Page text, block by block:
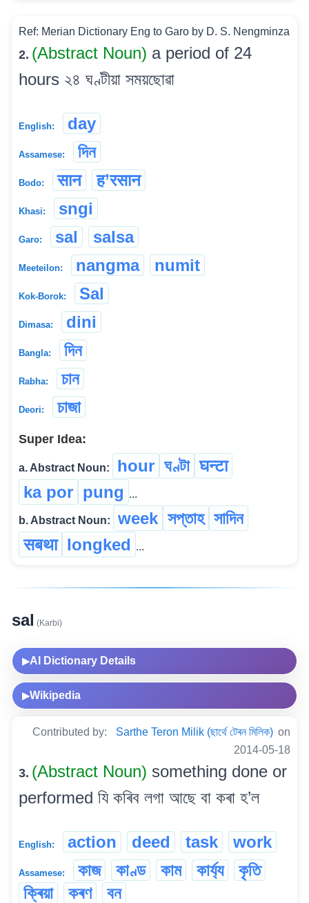
Ref: Merian Dictionary Eng to Garo by D. S. Nengminza
2. (Abstract Noun) a period of 24
hours ২৪ ঘণ্টীয়া সময়ছোৱা
English: day
Assamese: দিন
Bodo: सान ह’रसान
Khasi: sngi
Garo: sal salsa
Meeteilon: nangma numit
Kok-Borok: Sal
Dimasa: dini
Bangla: দিন
Rabha: চান
Deori: চাজা
Super Idea:
a. Abstract Noun: hour ঘণ্টা घन्टा
ka por pung ...
b. Abstract Noun: week সপ্তাহ সাদিন
सबथा longked ...
sal (Karbi)
▶AI Dictionary Details
▶Wikipedia
Contributed by: Sarthe Teron Milik (ছাৰ্থে টেৰন মিলিক) on
2014-05-18
3. (Abstract Noun) something done or
performed যি কৰিব লগা আছে বা কৰা হ’ল
English: action deed task work
Assamese: কাজ কাণ্ড কাম কাৰ্য্য
কৃতি
ক্ৰিয়া
কৰণ বন